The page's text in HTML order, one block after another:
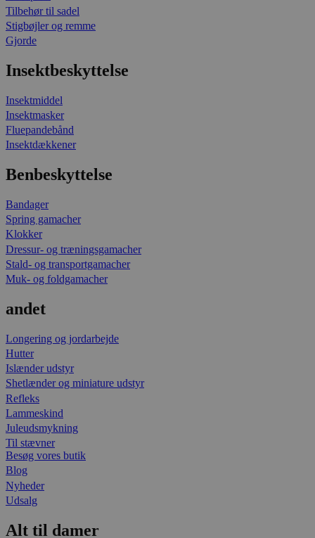
Tilbehør til sadel
Stigbøjler og remme
Gjorde
Insektbeskyttelse
Insektmiddel
Insektmasker
Fluepandebånd
Insektdækkener
Benbeskyttelse
Bandager
Spring gamacher
Klokker
Dressur- og træningsgamacher
Stald- og transportgamacher
Muk- og foldgamacher
andet
Longering og jordarbejde
Hutter
Islænder udstyr
Shetlænder og miniature udstyr
Refleks
Lammeskind
Juleudsmykning
Til stævner
Besøg vores butik
Blog
Nyheder
Udsalg
Alt til damer